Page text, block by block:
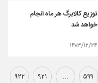
توزیع کالابرگ هر ماه انجام
خواهد شد
۱۴۰۳/۱۲/۲۴
۵۹۹ ... ۹۲۱ ۹۲۲